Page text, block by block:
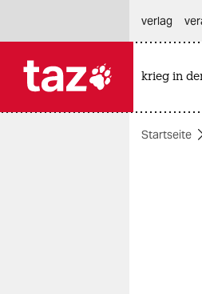
themen
verlag
krieg in
Startseite